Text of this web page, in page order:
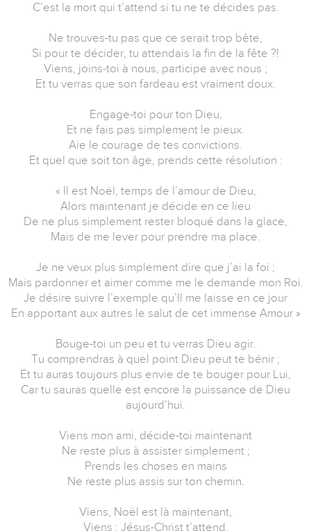
C’est la mort qui t’attend si tu ne te décides pas.
Ne trouves-tu pas que ce serait trop bête,
Si pour te décider, tu attendais la fin de la fête ?!
Viens, joins-toi à nous, participe avec nous ;
Et tu verras que son fardeau est vraiment doux.
Engage-toi pour ton Dieu,
Et ne fais pas simplement le pieux.
Aie le courage de tes convictions.
Et quel que soit ton âge, prends cette résolution :
« Il est Noël, temps de l’amour de Dieu,
Alors maintenant je décide en ce lieu
De ne plus simplement rester bloqué dans la glace,
Mais de me lever pour prendre ma place.
Je ne veux plus simplement dire que j’ai la foi ;
Mais pardonner et aimer comme me le demande mon Roi.
Je désire suivre l’exemple qu’Il me laisse en ce jour
En apportant aux autres le salut de cet immense Amour »
Bouge-toi un peu et tu verras Dieu agir.
Tu comprendras à quel point Dieu peut te bénir ;
Et tu auras toujours plus envie de te bouger pour Lui,
Car tu sauras quelle est encore la puissance de Dieu
aujourd’hui.
Viens mon ami, décide-toi maintenant
Ne reste plus à assister simplement ;
Prends les choses en mains
Ne reste plus assis sur ton chemin.
Viens, Noël est là maintenant,
Viens ; Jésus-Christ t’attend.